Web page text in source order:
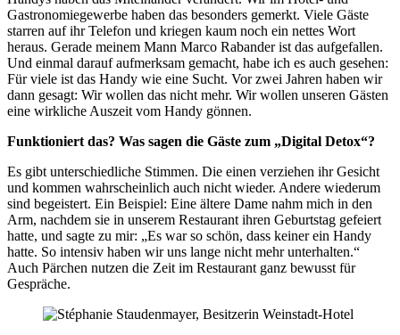
Gastronomiegewerbe haben das besonders gemerkt. Viele Gäste
starren auf ihr Telefon und kriegen kaum noch ein nettes Wort
heraus. Gerade meinem Mann Marco Rabander ist das aufgefallen.
Und einmal darauf aufmerksam gemacht, habe ich es auch gesehen:
Für viele ist das Handy wie eine Sucht. Vor zwei Jahren haben wir
dann gesagt: Wir wollen das nicht mehr. Wir wollen unseren Gästen
eine wirkliche Auszeit vom Handy gönnen.
Funktioniert das? Was sagen die Gäste zum „Digital Detox“?
Es gibt unterschiedliche Stimmen. Die einen verziehen ihr Gesicht
und kommen wahrscheinlich auch nicht wieder. Andere wiederum
sind begeistert. Ein Beispiel: Eine ältere Dame nahm mich in den
Arm, nachdem sie in unserem Restaurant ihren Geburtstag gefeiert
hatte, und sagte zu mir: „Es war so schön, dass keiner ein Handy
hatte. So intensiv haben wir uns lange nicht mehr unterhalten.“
Auch Pärchen nutzen die Zeit im Restaurant ganz bewusst für
Gespräche.